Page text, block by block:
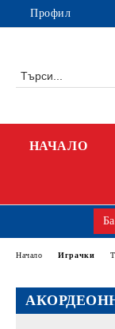
Профил
НАЧАЛО
Начало Играчки